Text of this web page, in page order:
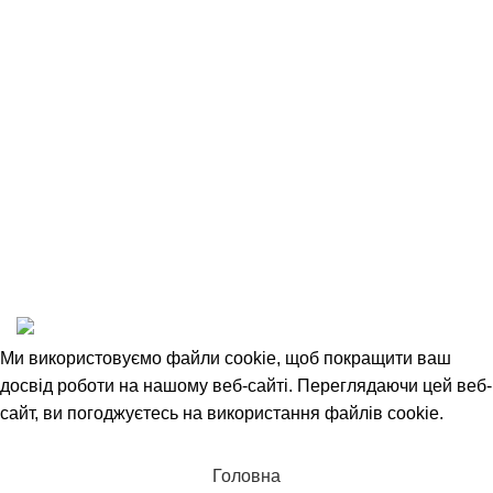
Ми використовуємо файли cookie, щоб покращити ваш
досвід роботи на нашому веб-сайті. Переглядаючи цей веб-
сайт, ви погоджуєтесь на використання файлів cookie.
Головна